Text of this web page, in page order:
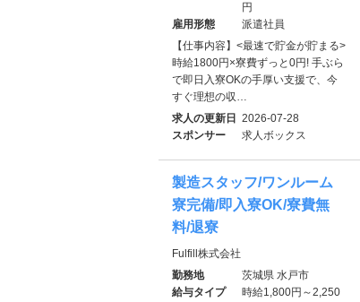
円
雇用形態
派遣社員
【仕事内容】<最速で貯金が貯まる>
時給1800円×寮費ずっと0円! 手ぶら
で即日入寮OKの手厚い支援で、今
すぐ理想の収…
求人の更新日
2026-07-28
スポンサー
求人ボックス
製造スタッフ/ワンルーム
寮完備/即入寮OK/寮費無
料/退寮
Fulfill株式会社
勤務地
茨城県 水戸市
給与タイプ
時給1,800円～2,250